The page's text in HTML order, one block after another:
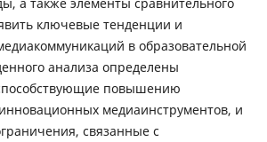
ключевые тенденции и
в образовательной
анализа определены
повышению
медиаинструментов, и
связанные с